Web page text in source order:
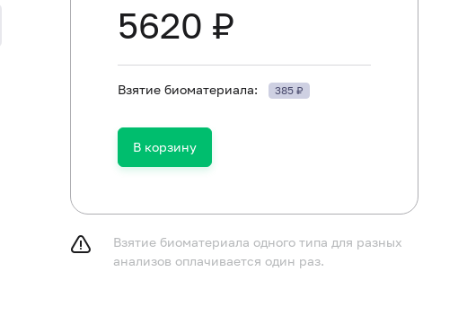
Женщинам исследование (процедуру взятия
5620 ₽
Взятие биоматериала: 385 ₽
В корзину
Взятие биоматериала одного типа для разных
анализов оплачивается один раз.